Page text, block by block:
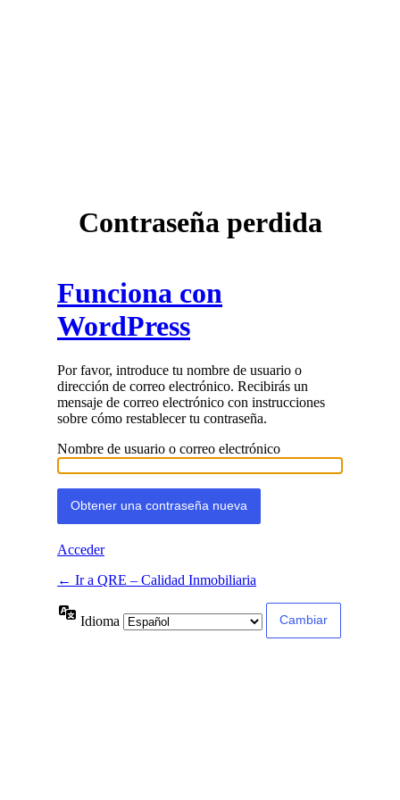
Contraseña perdida
Funciona con
WordPress
Por favor, introduce tu nombre de usuario o
dirección de correo electrónico. Recibirás un
mensaje de correo electrónico con instrucciones
sobre cómo restablecer tu contraseña.
Nombre de usuario o correo electrónico
Acceder
← Ir a QRE – Calidad Inmobiliaria
Idioma